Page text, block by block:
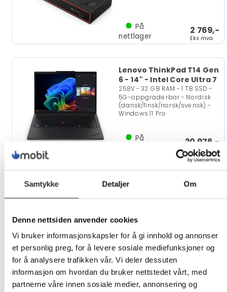
Samtykke Detaljer Om
Denne nettsiden anvender cookies
Vi bruker informasjonskapsler for å gi innhold og annonser
et personlig preg, for å levere sosiale mediefunksjoner og
for å analysere trafikken vår. Vi deler dessuten
informasjon om hvordan du bruker nettstedet vårt, med
partnerne våre innen sosiale medier, annonsering og
2 769,-
Eks mva
På
nettlager
Lenovo ThinkPad T14 Gen
6 - 14" - Intel Core Ultra 7
258V - 32 GB RAM - 1 TB SSD -
5G-oppgraderbar - Nordisk
(dansk/finsk/norsk/svensk) -
Windows 11 Pro
20 976,-
Eks mva
På
Lenovo ThinkPad T14 Gen
6 - Copilot+ PC - 14"
AMD Ryzen AI 5 PRO - 340 - 32
oppgraderbar - Nordisk
(dansk/finsk/norsk/svensk) -
Windows 11 Pro
På
nettlager